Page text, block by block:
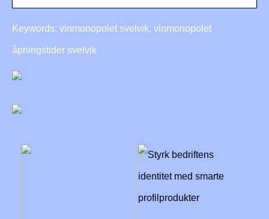
Keywords: vinmonopolet svelvik, vinmonopolet
åpningstider svelvik